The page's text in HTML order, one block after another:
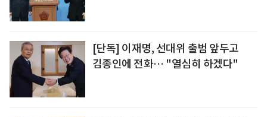
[단독] 이재명, 선대위 출범 앞두고
김종인에 전화… "열심히 하겠다"